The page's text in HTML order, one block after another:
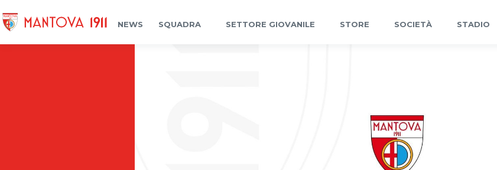
NEWS SQUADRA SETTORE GIOVANILE STORE SOCIETÀ STADIO